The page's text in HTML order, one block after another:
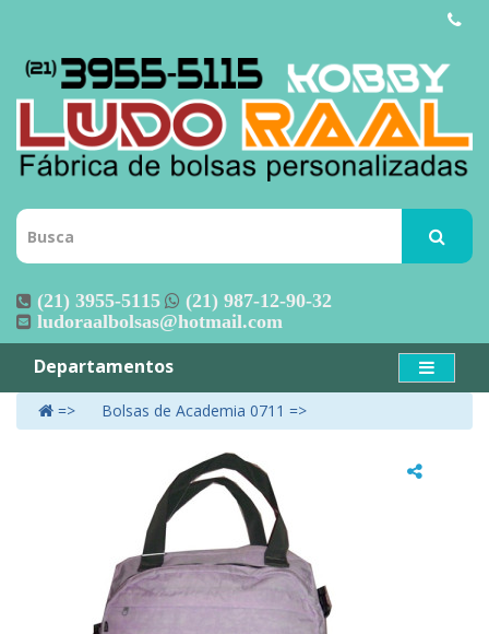
(21) 3955-5115
(21) 987-12-90-32
ludoraalbolsas@hotmail.com
Departamentos
Bolsas de Academia 0711